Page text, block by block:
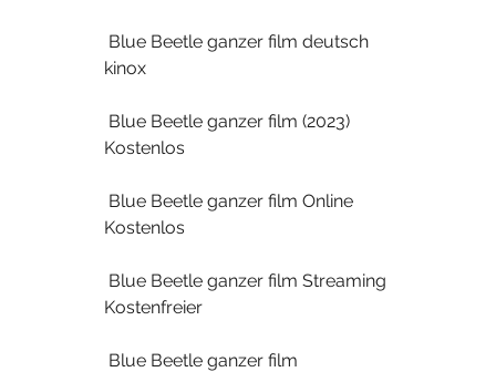
kinox
Kostenlos
Kostenlos
Kostenfreier